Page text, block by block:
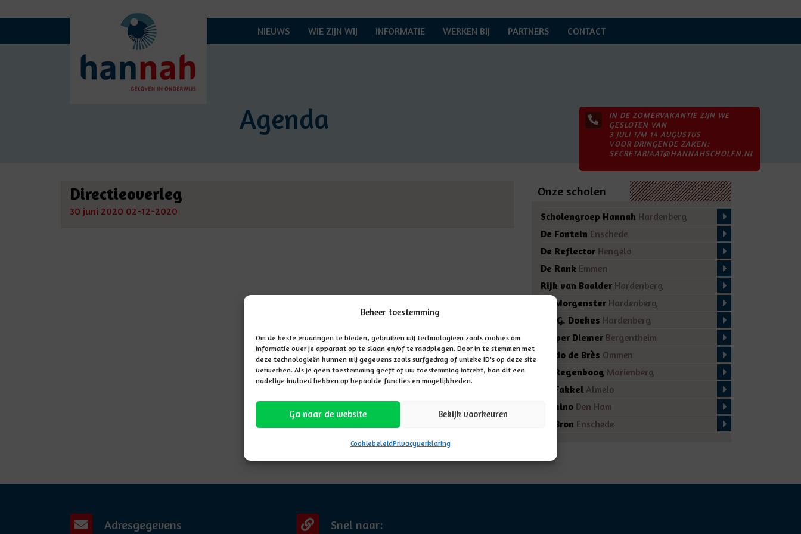
Beheer toestemming
Om de beste ervaringen te bieden, gebruiken wij technologieën zoals cookies om
informatie over je apparaat op te slaan en/of te raadplegen. Door in te stemmen met
deze technologieën kunnen wij gegevens zoals surfgedrag of unieke ID's op deze site
verwerken. Als je geen toestemming geeft of uw toestemming intrekt, kan dit een
nadelige invloed hebben op bepaalde functies en mogelijkheden.
Ga naar de website Bekijk voorkeuren
CookiebeleidPrivacyverklaring
NIEUWS WIE ZIJN WIJ INFORMATIE WERKEN BIJ PARTNERS CONTACT
Agenda
IN DE ZOMERVAKANTIE ZIJN WE
GESLOTEN VAN
3 JULI T/M 14 AUGUSTUS
VOOR DRINGENDE ZAKEN:
SECRETARIAAT@HANNAHSCHOLEN.NL
Directieoverleg
30 juni 2020 02-12-2020
Onze scholen
Scholengroep Hannah Hardenberg
De Fontein Enschede
De Reflector Hengelo
De Rank Emmen
Rijk van Baalder Hardenberg
De Morgenster Hardenberg
Ds. G. Doekes Hardenberg
Casper Diemer Bergentheim
Guido de Brès Ommen
De Regenboog Marienberg
De Fakkel Almelo
Domino Den Ham
De Bron Enschede
Adresgegevens Snel naar: